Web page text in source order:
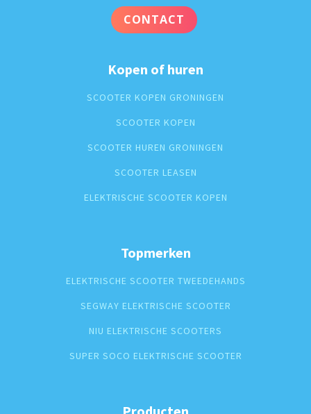
CONTACT
Kopen of huren
SCOOTER KOPEN GRONINGEN
SCOOTER KOPEN
SCOOTER HUREN GRONINGEN
SCOOTER LEASEN
ELEKTRISCHE SCOOTER KOPEN
Topmerken
ELEKTRISCHE SCOOTER TWEEDEHANDS
SEGWAY ELEKTRISCHE SCOOTER
NIU ELEKTRISCHE SCOOTERS
SUPER SOCO ELEKTRISCHE SCOOTER